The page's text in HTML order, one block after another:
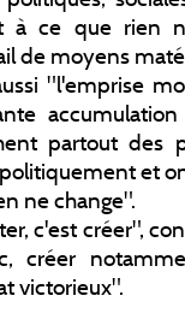
à ce que rien
de moyens
"l'emprise
partout des
et
ne change".
c'est créer",
créer
victorieux".